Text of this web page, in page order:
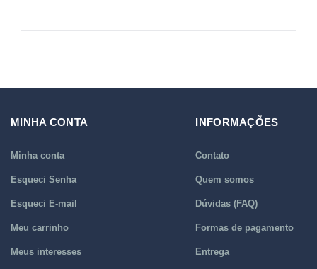
MINHA CONTA
Minha conta
Esqueci Senha
Esqueci E-mail
Meu carrinho
Meus interesses
INFORMAÇÕES
Contato
Quem somos
Dúvidas (FAQ)
Formas de pagamento
Entrega